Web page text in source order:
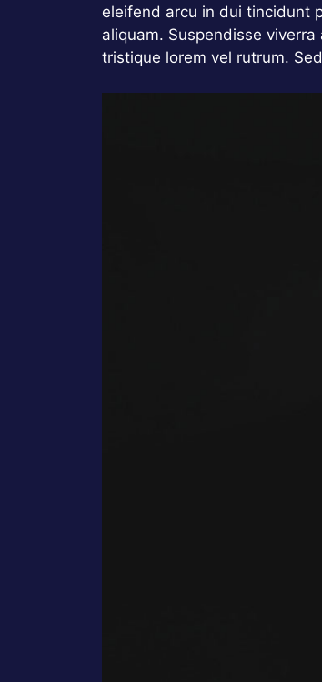
eleifend arcu in dui tincidunt
aliquam. Suspendisse
tristique lorem vel rutrum.